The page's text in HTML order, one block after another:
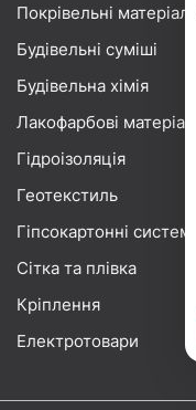
Покрівельні матеріали
Будівельні суміші
Будівельна хімія
Лакофарбові матеріали
Гідроізоляція
Геотекстиль
Гіпсокартонні системи
Сітка та плівка
Кріплення
Електротовари